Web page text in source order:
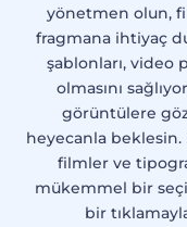
yönetmen olun,
fragmana ihtiyaç
şablonları, video
olmasını
görüntülere göz
heyecanla
filmler ve
mükemmel bir
bir